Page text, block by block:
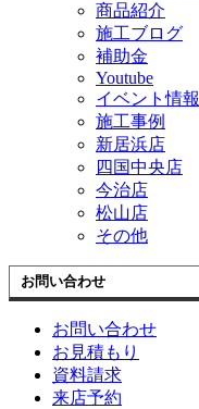
商品紹介
施工ブログ
補助金
Youtube
イベント情報
施工事例
新居浜店
四国中央店
今治店
松山店
その他
お問い合わせ
お問い合わせ
お見積もり
資料請求
来店予約